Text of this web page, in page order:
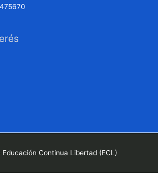
Educación Continua Libertad (ECL)